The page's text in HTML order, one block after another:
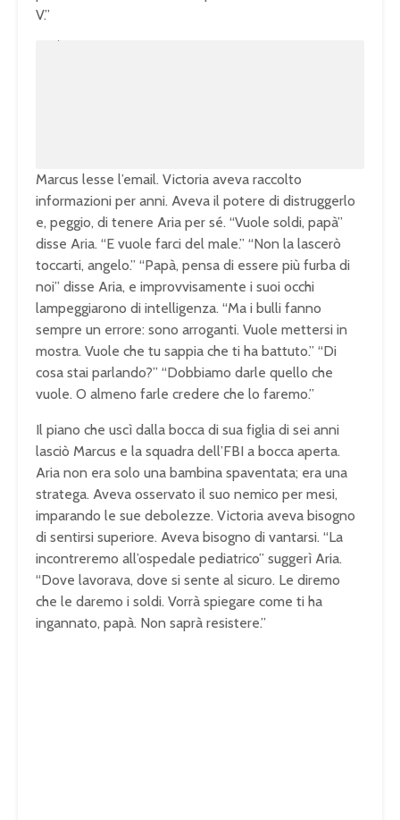
V.”
Marcus lesse l’email. Victoria aveva raccolto
informazioni per anni. Aveva il potere di distruggerlo
e, peggio, di tenere Aria per sé. “Vuole soldi, papà”
disse Aria. “E vuole farci del male.” “Non la lascerò
toccarti, angelo.” “Papà, pensa di essere più furba di
noi” disse Aria, e improvvisamente i suoi occhi
lampeggiarono di intelligenza. “Ma i bulli fanno
sempre un errore: sono arroganti. Vuole mettersi in
mostra. Vuole che tu sappia che ti ha battuto.” “Di
cosa stai parlando?” “Dobbiamo darle quello che
vuole. O almeno farle credere che lo faremo.”
Il piano che uscì dalla bocca di sua figlia di sei anni
lasciò Marcus e la squadra dell’FBI a bocca aperta.
Aria non era solo una bambina spaventata; era una
stratega. Aveva osservato il suo nemico per mesi,
imparando le sue debolezze. Victoria aveva bisogno
di sentirsi superiore. Aveva bisogno di vantarsi. “La
incontreremo all’ospedale pediatrico” suggerì Aria.
“Dove lavorava, dove si sente al sicuro. Le diremo
che le daremo i soldi. Vorrà spiegare come ti ha
ingannato, papà. Non saprà resistere.”